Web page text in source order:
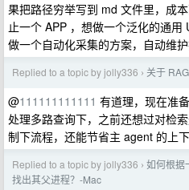
果把路径穷举写到 md 文件里，成
止一个 APP ，想做一个泛化的通
做一个自动化采集的方案，自动维
Replied to a topic by jolly336 › 关于
@111111111111 有道理，现在准
处理多路查询下，之前还想过对检
制下流程，还能节省主 agent 的上
Replied to a topic by jolly336 › 如何根据
找出其父进程？-Mac